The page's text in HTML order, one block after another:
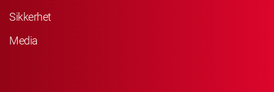
Sikkerhet
Media